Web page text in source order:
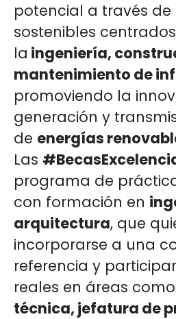
potencial a través de
sostenibles
la ingeniería,
mantenimiento de
promoviendo la
generación y
de energías
Las
programa de
con formación en
arquitectura, que
incorporarse a una
referencia y
reales en áreas como
técnica, jefatura de